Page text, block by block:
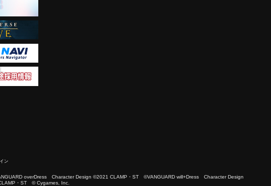
ン
overDress Character Design ©2021 CLAMP・ST ©VANGUARD will+Dress Character Design
・ST © Cygames, Inc.